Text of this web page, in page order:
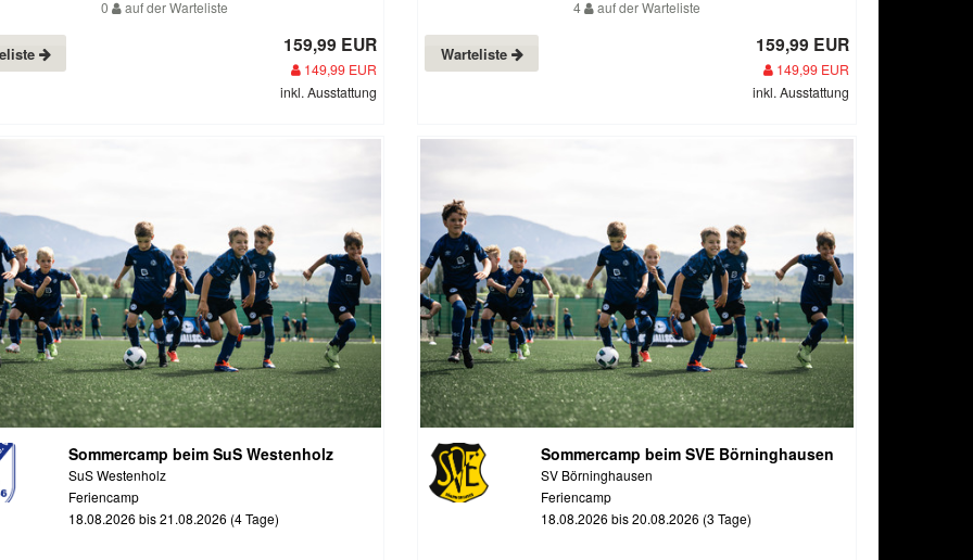
0 auf der Warteliste
159,99 EUR
149,99 EUR
inkl. Ausstattung
4 auf der Warteliste
Warteliste 159,99 EUR
149,99 EUR
inkl. Ausstattung
Sommercamp beim SuS Westenholz
SuS Westenholz
Feriencamp
18.08.2026 bis 21.08.2026 (4 Tage)
Sommercamp beim SVE Börninghausen
SV Börninghausen
Feriencamp
18.08.2026 bis 20.08.2026 (3 Tage)